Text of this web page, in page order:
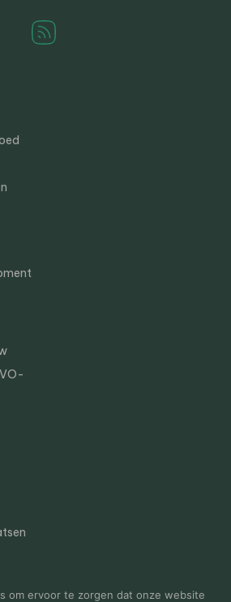
om ervoor te zorgen dat onze website